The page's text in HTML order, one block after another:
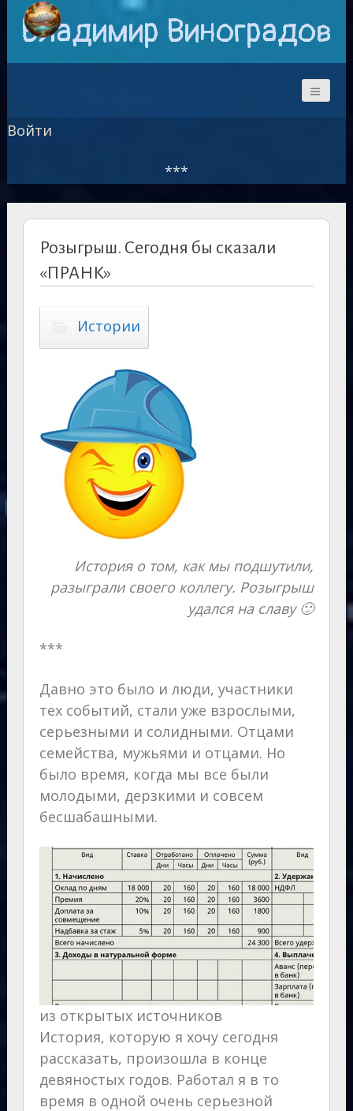
Владимир Виноградов
Войти
***
Розыгрыш. Сегодня бы сказали
«ПРАНК»
Истории
История о том, как мы подшутили,
разыграли своего коллегу. Розыгрыш
удался на славу 🙂
***
Давно это было и люди, участники
тех событий, стали уже взрослыми,
серьезными и солидными. Отцами
семейства, мужьями и отцами. Но
было время, когда мы все были
молодыми, дерзкими и совсем
бесшабашными.
из открытых источников
История, которую я хочу сегодня
рассказать, произошла в конце
девяностых годов. Работал я в то
время в одной очень серьезной